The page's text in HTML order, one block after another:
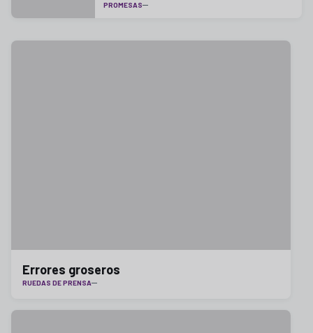
PROMESAS
Errores groseros
RUEDAS DE PRENSA